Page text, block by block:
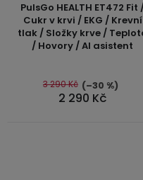
PulsGo HEALTH ET472 Fit
Cukr v krvi / EKG / Krevní
tlak / Složky krve /
/ Hovory / AI asistent
produktu
je
5,0
5
hvězdiček.
2 290 Kč
3 290 Kč (–30 %)